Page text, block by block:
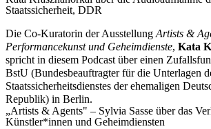
Staatssicherheit, DDR
Die Co-Kuratorin der AusstellungArtists &
Performancekunst und Geheimdienste, Kata
spricht in diesem Podcast über einen
BstU (Bundesbeauftragter für die Unterlagen
Staatssicherheitsdienstes der ehemaligen
Republik) in Berlin.
„Artists & Agents" – Sylvia Sasse über das
Künstler*innen und Geheimdiensten